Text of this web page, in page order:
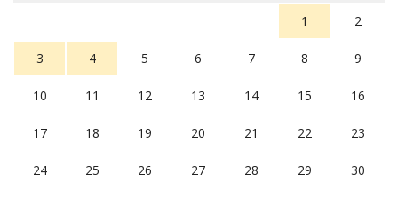
1
2
3 4 5 6 7 8 9
10 11 12 13 14 15 16
17 18 19 20 21 22 23
24 25 26 27 28 29 30